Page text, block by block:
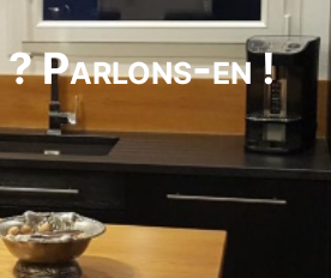
Parlons-en !